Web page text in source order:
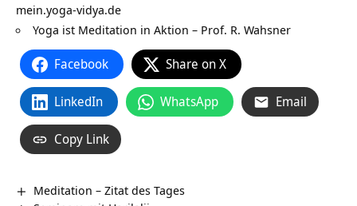
mein.yoga-vidya.de
Yoga ist Meditation in Aktion – Prof. R. Wahsner
Facebook Share on X
LinkedIn WhatsApp Email
Copy Link
Meditation – Zitat des Tages